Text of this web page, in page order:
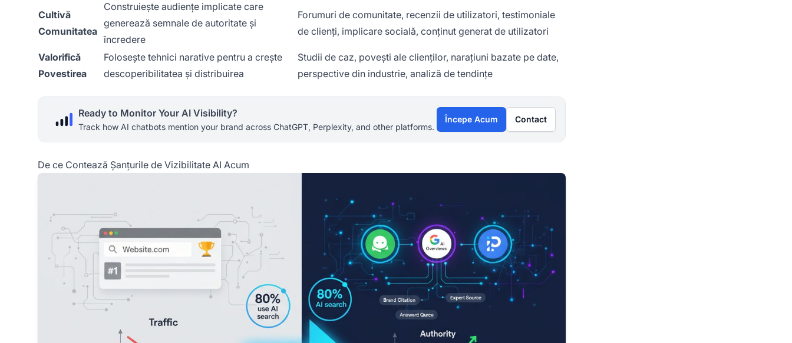
Cultivă
Comunitatea
Construiește audiențe implicate care
generează semnale de autoritate și
încredere
Forumuri de comunitate, recenzii de utilizatori, testimoniale
de clienți, implicare socială, conținut generat de utilizatori
Valorifică
Povestirea
Folosește tehnici narative pentru a crește
descoperibilitatea și distribuirea
Studii de caz, povești ale clienților, narațiuni bazate pe date,
perspective din industrie, analiză de tendințe
Ready to Monitor Your AI Visibility?
Track how AI chatbots mention your brand across ChatGPT, Perplexity, and other platforms.
Începe Acum Contact
De ce Contează Șanțurile de Vizibilitate AI Acum